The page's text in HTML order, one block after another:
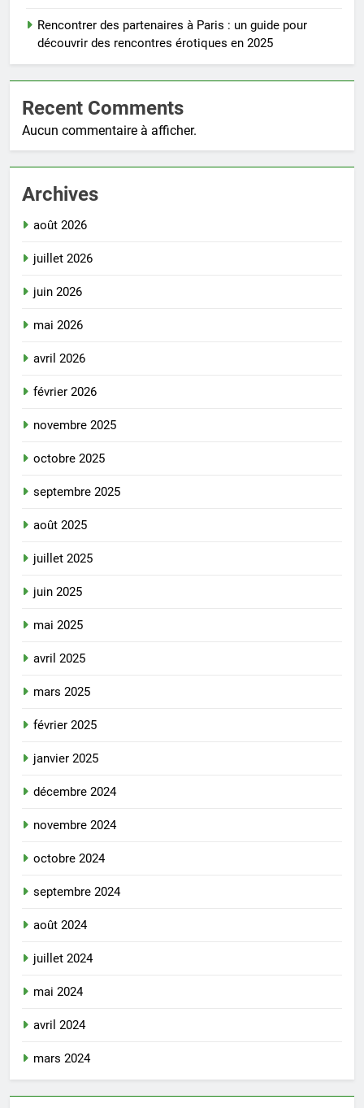
Rencontrer des partenaires à Paris : un guide pour
découvrir des rencontres érotiques en 2025
Recent Comments
Aucun commentaire à afficher.
Archives
août 2026
juillet 2026
juin 2026
mai 2026
avril 2026
février 2026
novembre 2025
octobre 2025
septembre 2025
août 2025
juillet 2025
juin 2025
mai 2025
avril 2025
mars 2025
février 2025
janvier 2025
décembre 2024
novembre 2024
octobre 2024
septembre 2024
août 2024
juillet 2024
mai 2024
avril 2024
mars 2024